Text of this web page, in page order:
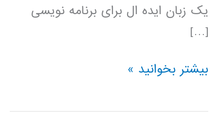
یک زبان ایده ال برای برنامه نویسی
[…]
فیلم
بیشتر بخوانید »